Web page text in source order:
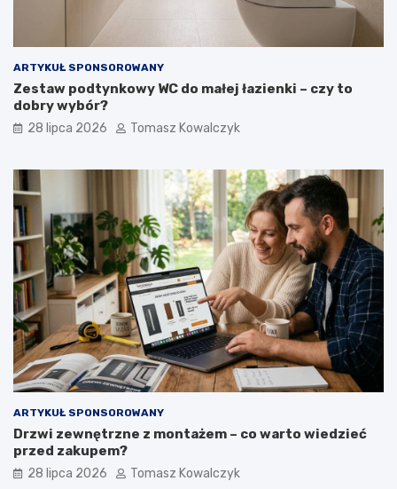
ARTYKUŁ SPONSOROWANY
Zestaw podtynkowy WC do małej łazienki – czy to
dobry wybór?
28 lipca 2026 Tomasz Kowalczyk
ARTYKUŁ SPONSOROWANY
Drzwi zewnętrzne z montażem – co warto wiedzieć
przed zakupem?
28 lipca 2026 Tomasz Kowalczyk